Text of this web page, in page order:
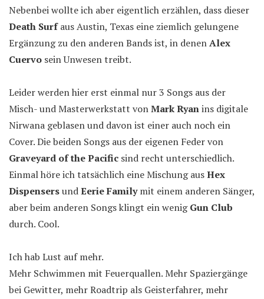
Nebenbei wollte ich aber eigentlich erzählen, dass dieser
Death Surfaus Austin, Texas eine ziemlich gelungene
Ergänzung zu den anderen Bands ist, in denenAlex
Cuervo sein Unwesen treibt.
Leider werden hier erst einmal nur 3 Songs aus der
Misch- und Masterwerkstatt vonMark Ryanins digitale
Nirwana geblasen und davon ist einer auch noch ein
Cover. Die beiden Songs aus der eigenen Feder von
Graveyard of the Pacific sind recht unterschiedlich.
Einmal höre ich tatsächlich eine Mischung ausHex
DispensersundEerie Familymit einem anderen Sänger,
aber beim anderen Songs klingt ein wenigGun Club
durch. Cool.
Ich hab Lust auf mehr.
Mehr Schwimmen mit Feuerquallen. Mehr Spaziergänge
bei Gewitter, mehr Roadtrip als Geisterfahrer, mehr